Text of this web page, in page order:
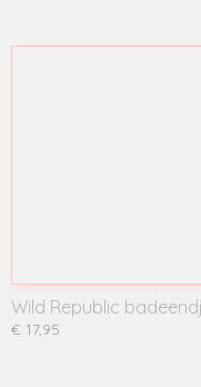
Wild Republic
€ 17,95